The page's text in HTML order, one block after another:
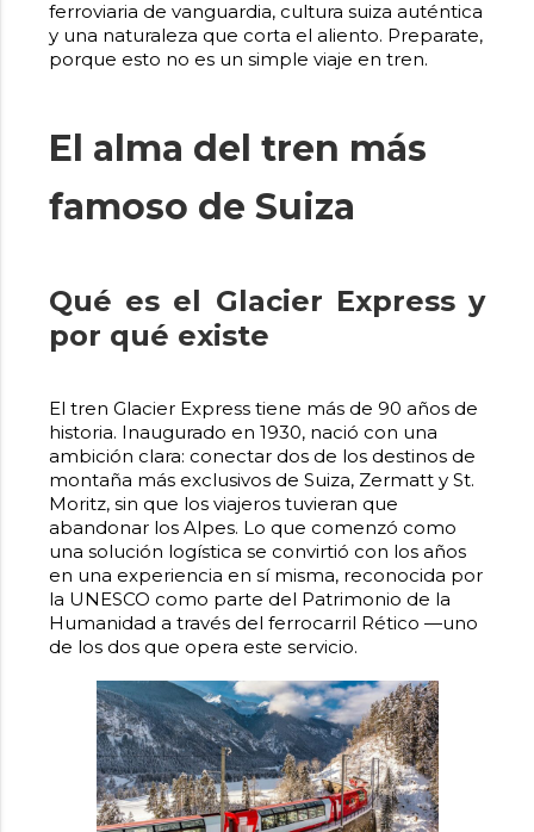
ferroviaria de vanguardia, cultura suiza auténtica
y una naturaleza que corta el aliento. Preparate,
porque esto no es un simple viaje en tren.
El alma del tren más
famoso de Suiza
Qué es el Glacier Express y
por qué existe
El tren Glacier Express tiene más de 90 años de
historia. Inaugurado en 1930, nació con una
ambición clara: conectar dos de los destinos de
montaña más exclusivos de Suiza, Zermatt y St.
Moritz, sin que los viajeros tuvieran que
abandonar los Alpes. Lo que comenzó como
una solución logística se convirtió con los años
en una experiencia en sí misma, reconocida por
la UNESCO como parte del Patrimonio de la
Humanidad a través del ferrocarril Rético —uno
de los dos que opera este servicio.